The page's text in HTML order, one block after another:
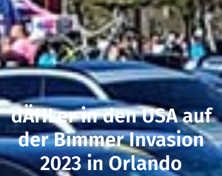
dÄHLer in den USA auf
der Bimmer Invasion
2023 in Orlando